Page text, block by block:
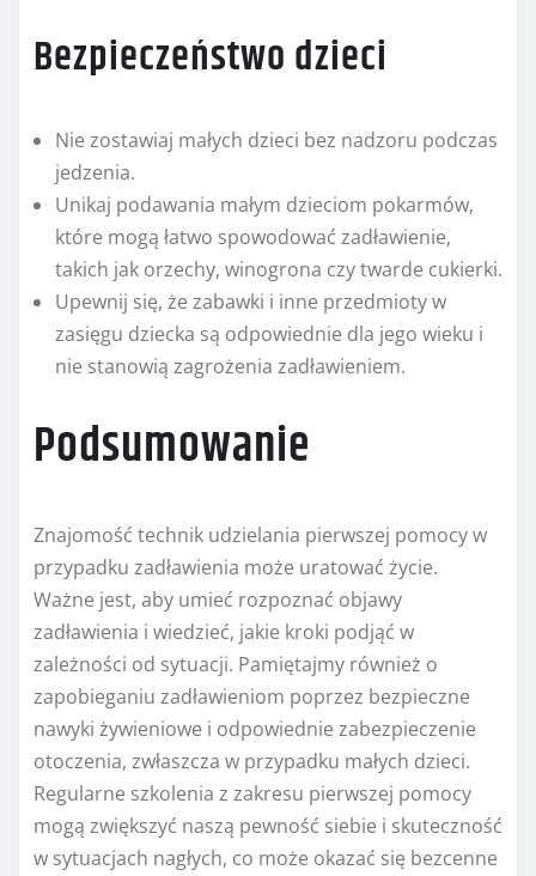
Bezpieczeństwo dzieci
Nie zostawiaj małych dzieci bez nadzoru podczas
jedzenia.
Unikaj podawania małym dzieciom pokarmów,
które mogą łatwo spowodować zadławienie,
takich jak orzechy, winogrona czy twarde cukierki.
Upewnij się, że zabawki i inne przedmioty w
zasięgu dziecka są odpowiednie dla jego wieku i
nie stanowią zagrożenia zadławieniem.
Podsumowanie
Znajomość technik udzielania pierwszej pomocy w
przypadku zadławienia może uratować życie.
Ważne jest, aby umieć rozpoznać objawy
zadławienia i wiedzieć, jakie kroki podjąć w
zależności od sytuacji. Pamiętajmy również o
zapobieganiu zadławieniom poprzez bezpieczne
nawyki żywieniowe i odpowiednie zabezpieczenie
otoczenia, zwłaszcza w przypadku małych dzieci.
Regularne szkolenia z zakresu pierwszej pomocy
mogą zwiększyć naszą pewność siebie i skuteczność
w sytuacjach nagłych, co może okazać się bezcenne